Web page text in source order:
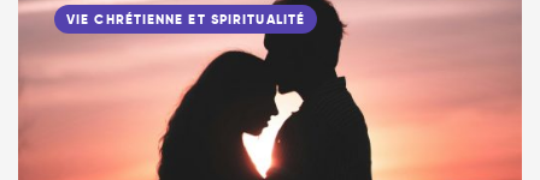
VIE CHRÉTIENNE ET SPIRITUALITÉ